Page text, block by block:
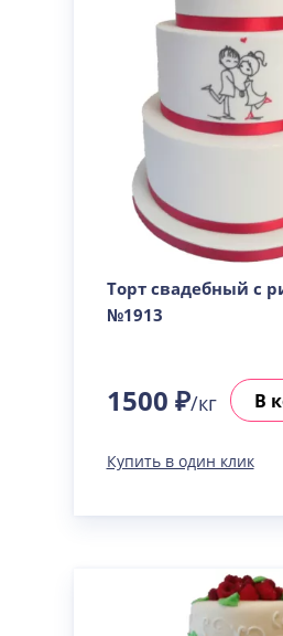
Торт свадебный с
№1913
1500 ₽/кг В
Купить в один клик